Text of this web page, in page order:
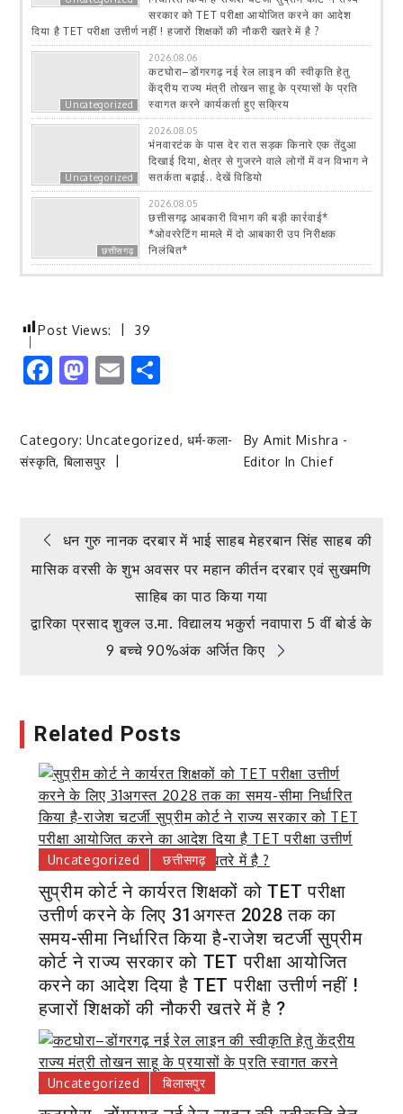
सरकार को TET परीक्षा आयोजित करने का आदेश
दिया है TET परीक्षा उत्तीर्ण नहीं ! हजारों शिक्षकों की नौकरी खतरे में है ?
Uncategorized
2026.08.06
कटघोरा–डोंगरगढ़ नई रेल लाइन की स्वीकृति हेतु
केंद्रीय राज्य मंत्री तोखन साहू के प्रयासों के प्रति
स्वागत करने कार्यकर्ता हुए सक्रिय
Uncategorized
2026.08.05
भंनवारटंक के पास देर रात सड़क किनारे एक तेंदुआ
दिखाई दिया, क्षेत्र से गुजरने वाले लोगों में वन विभाग ने
सतर्कता बढ़ाई.. देखें विडियो
छत्तीसगढ़
2026.08.05
छत्तीसगढ़ आबकारी विभाग की बड़ी कार्रवाई*
*ओवररेटिंग मामले में दो आबकारी उप निरीक्षक
निलंबित*
Post Views: 39
Facebook
Mastodon
Email
Category:Uncategorized, धर्म-कला-
संस्कृति, बिलासपुर
By Amit Mishra -
Editor In Chief
Post
navigation
धन गुरु नानक दरबार में भाई साहब मेहरबान सिंह साहब की
मासिक वरसी के शुभ अवसर पर महान कीर्तन दरबार एवं सुखमणि
साहिब का पाठ किया गया
द्वारिका प्रसाद शुक्ल उ.मा. विद्यालय भकुर्रा नवापारा 5 वीं बोर्ड के
9 बच्चे 90%अंक अर्जित किए
Related Posts
Uncategorized छत्तीसगढ़
सुप्रीम कोर्ट ने कार्यरत शिक्षकों को TET परीक्षा
उत्तीर्ण करने के लिए 31अगस्त 2028 तक का
समय-सीमा निर्धारित किया है-राजेश चटर्जी सुप्रीम
कोर्ट ने राज्य सरकार को TET परीक्षा आयोजित
करने का आदेश दिया है TET परीक्षा उत्तीर्ण नहीं !
हजारों शिक्षकों की नौकरी खतरे में है ?
Uncategorized बिलासपुर